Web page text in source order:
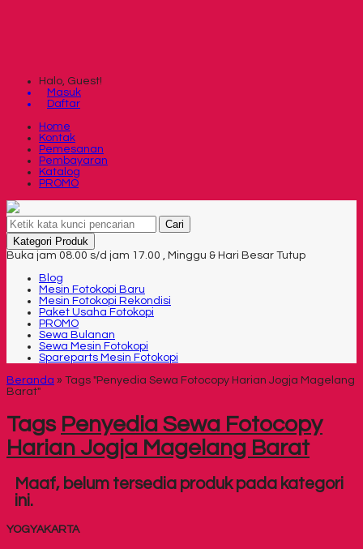
Halo, Guest!
Masuk
Daftar
Home
Kontak
Pemesanan
Pembayaran
Katalog
PROMO
Cari
Kategori Produk
Buka jam 08.00 s/d jam 17.00 , Minggu & Hari Besar Tutup
Blog
Mesin Fotokopi Baru
Mesin Fotokopi Rekondisi
Paket Usaha Fotokopi
PROMO
Sewa Bulanan
Sewa Mesin Fotokopi
Spareparts Mesin Fotokopi
Beranda » Tags "Penyedia Sewa Fotocopy Harian Jogja Magelang
Barat"
Tags Penyedia Sewa Fotocopy
Harian Jogja Magelang Barat
Maaf, belum tersedia produk pada kategori
ini.
YOGYAKARTA